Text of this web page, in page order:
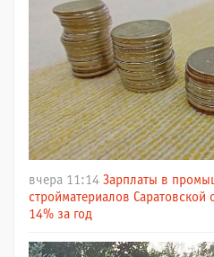
вчера 11:14 Зарплаты в
стройматериалов
14% за год